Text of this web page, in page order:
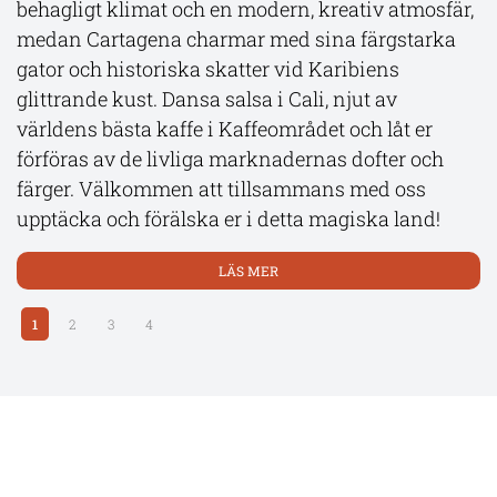
behagligt klimat och en modern, kreativ atmosfär,
medan Cartagena charmar med sina färgstarka
gator och historiska skatter vid Karibiens
glittrande kust. Dansa salsa i Cali, njut av
världens bästa kaffe i Kaffeområdet och låt er
förföras av de livliga marknadernas dofter och
färger. Välkommen att tillsammans med oss
upptäcka och förälska er i detta magiska land!
LÄS MER
historiska byggnader.
LÄS MER
boutiquefartyg med plats för 100 gäster. Det är
Galapagos snabbaste fartyg vilket maximerar
tiden på öarna.
LÄS MER
1 2 3 4